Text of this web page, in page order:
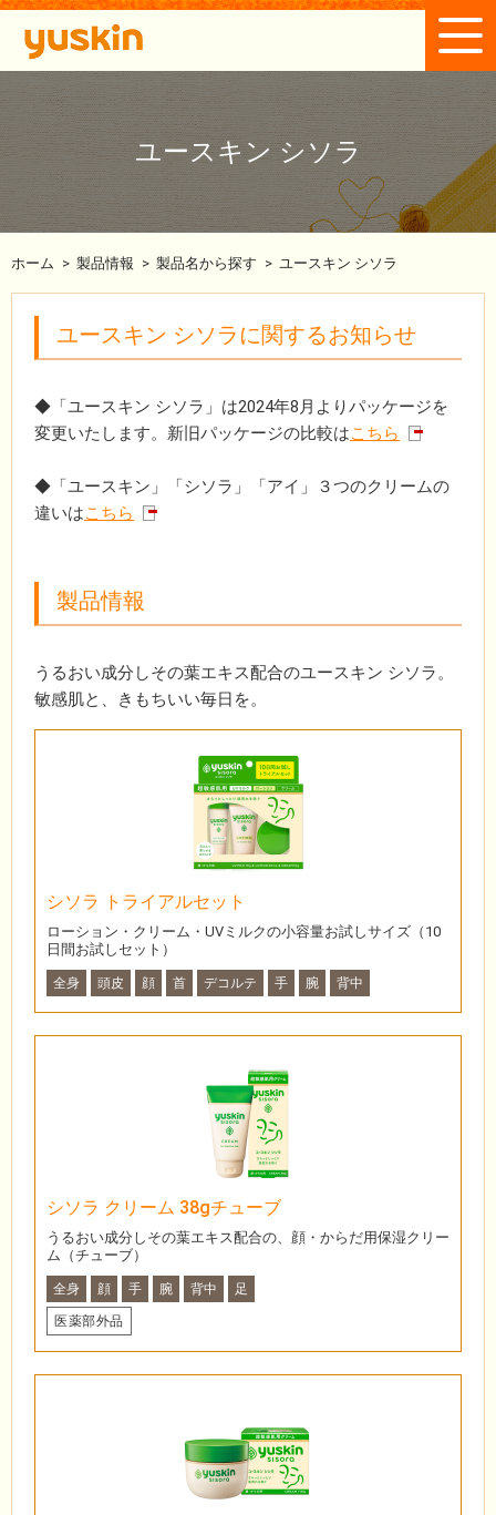
ユースキン シソラ
ホーム > 製品情報 > 製品名から探す > ユースキン シソラ
ユースキン シソラに関するお知らせ
◆「ユースキン シソラ」は2024年8月よりパッケージを
変更いたします。新旧パッケージの比較はこちら
◆「ユースキン」「シソラ」「アイ」３つのクリームの
違いはこちら
製品情報
うるおい成分しその葉エキス配合のユースキン シソラ。
敏感肌と、きもちいい毎日を。
シソラ トライアルセット
ローション・クリーム・UVミルクの小容量お試しサイズ（10
日間お試しセット）
全身 頭皮 顔 首 デコルテ 手 腕 背中
シソラ クリーム 38gチューブ
うるおい成分しその葉エキス配合の、顔・からだ用保湿クリー
ム（チューブ）
全身 顔 手 腕 背中 足
医薬部外品